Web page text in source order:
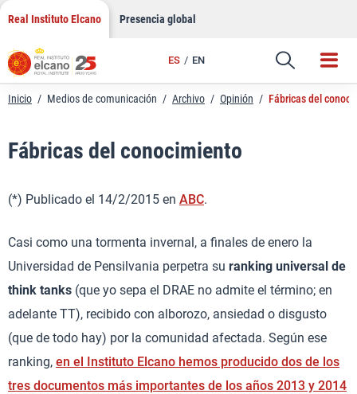
Saltar
contenido
Real Instituto Elcano Presencia global
ES EN
Enlace
Inicio / Medios de comunicación / Archivo / Opinión / Fábricas del
Fábricas del conocimiento
(*) Publicado el 14/2/2015 en ABC.
Casi como una tormenta invernal, a finales de enero la
Universidad de Pensilvania perpetra su ranking universal de
think tanks (que yo sepa el DRAE no admite el término; en
adelante TT), recibido con alborozo, ansiedad o disgusto
(que de todo hay) por la comunidad afectada. Según ese
ranking, en el Instituto Elcano hemos producido dos de los
tres documentos más importantes de los años 2013 y 2014